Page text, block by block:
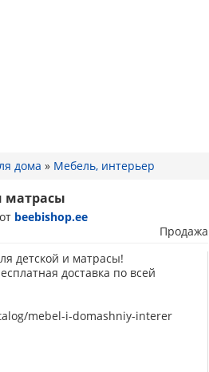
дома » Мебель, интерьер
матрасы
beebishop.ee
Продажа
детской и матрасы!
доставка по всей
mebel-i-domashniy-interer